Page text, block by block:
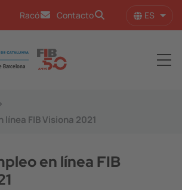
Racó Contacto ES
>
línea FIB Visiona 2021
en línea FIB